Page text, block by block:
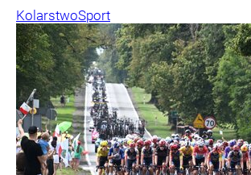
KolarstwoSport